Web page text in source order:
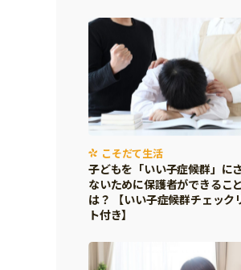
こそだて生活
子どもを「いい子症候群」に
ないために保護者ができること
は？ 【いい子症候群チェック
ト付き】